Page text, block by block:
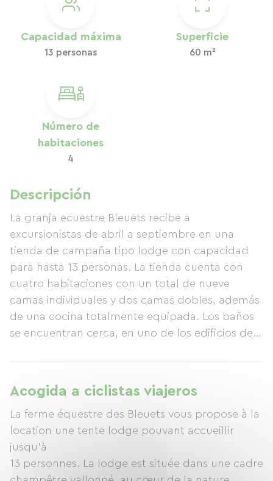
Capacidad máxima
13 personas
Superficie
60 m²
Número de
habitaciones
4
Descripción
La granja ecuestre Bleuets recibe a
excursionistas de abril a septiembre en una
tienda de campaña tipo lodge con capacidad
para hasta 13 personas. La tienda cuenta con
cuatro habitaciones con un total de nueve
camas individuales y dos camas dobles, además
de una cocina totalmente equipada. Los baños
se encuentran cerca, en uno de los edificios de
granja también ofrece la posibilidad de recoger
arándanos en los campos desde finales de junio
hasta principios de agosto, así como la
posibilidad de alquilar una sala para diversos
eventos. La tienda se puede alquilar completa o
por noche, según la temporada y la
Acogida a ciclistas viajeros
La ferme équestre des Bleuets vous propose à la
location une tente lodge pouvant accueillir
jusqu'à
13 personnes. La lodge est située dans une cadre